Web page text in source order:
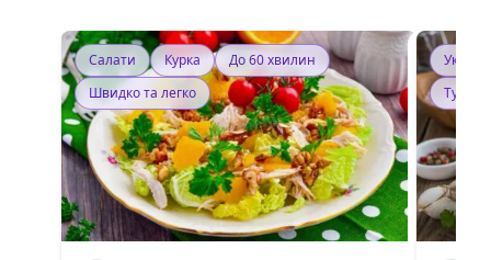
Салати Курка
До 60 хвилин
Швидко та легко